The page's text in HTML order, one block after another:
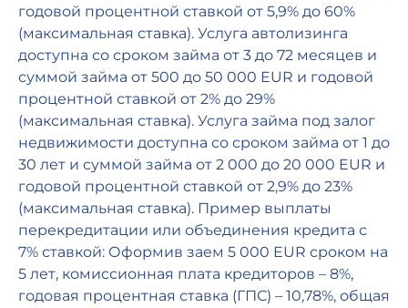
годовой процентной ставкой от 5,9% до 60%
(максимальная ставка). Услуга автолизинга
доступна со сроком займа от 3 до 72 месяцев и
суммой займа от 500 до 50 000 EUR и годовой
процентной ставкой от 2% до 29%
(максимальная ставка). Услуга займа под залог
недвижимости доступна со сроком займа от 1 до
30 лет и суммой займа от 2 000 до 20 000 EUR и
годовой процентной ставкой от 2,9% до 23%
(максимальная ставка). Пример выплаты
перекредитации или объединения кредита с
7% ставкой: Оформив заем 5 000 EUR сроком на
5 лет, комиссионная плата кредиторов – 8%,
годовая процентная ставка (ГПС) – 10,78%, общая